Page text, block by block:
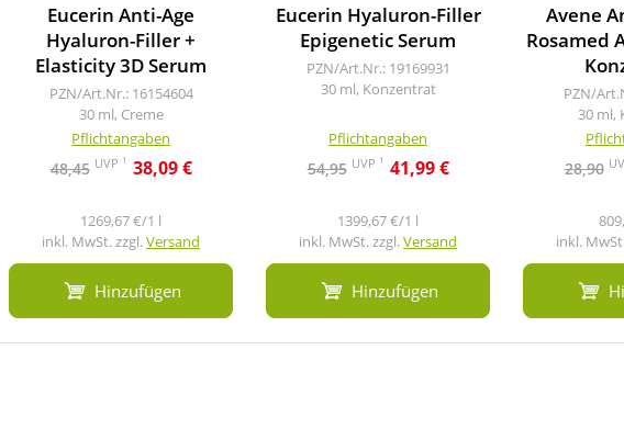
Eucerin Anti-Age
Hyaluron-Filler +
Elasticity 3D Serum
PZN/Art.Nr.: 16154604
30 ml, Creme
Pflichtangaben
48,45 UVP 1 38,09 €
1269,67 €/1 l
inkl. MwSt. zzgl.Versand
Hinzufügen
Eucerin Hyaluron-Filler
Epigenetic Serum
PZN/Art.Nr.: 19169931
30 ml, Konzentrat
Pflichtangaben
54,95 UVP 1 41,99 €
1399,67 €/1 l
inkl. MwSt. zzgl.Versand
Hinzufügen
Avene
Rosamed
PZN/
30 ml,
28,90
inkl.